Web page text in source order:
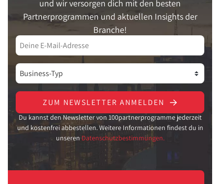
und wir versorgen dich mit den besten
Partnerprogrammen und aktuellen Insights der
Branche!
ZUM NEWSLETTER ANMELDEN
Du kannst den Newsletter von 100partnerprogramme jederzeit
und kostenfrei abbestellen. Weitere Informationen findest du in
unseren Datenschutzbestimmungen.